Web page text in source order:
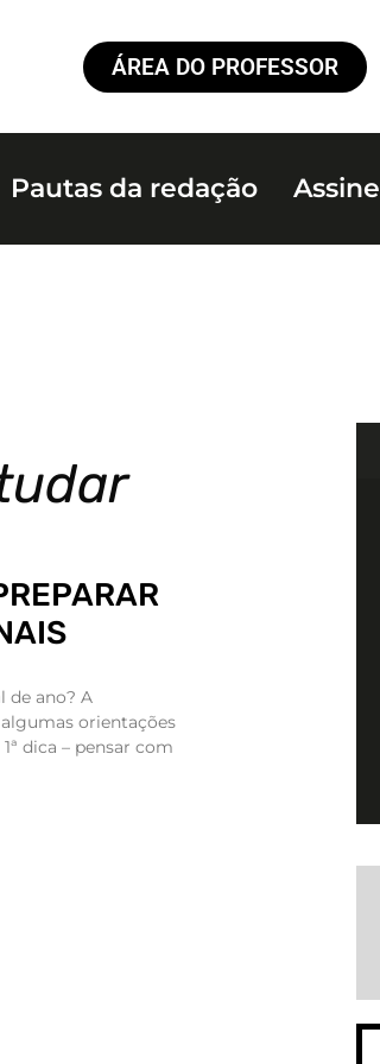
ÁREA DO PROFESSOR
Pautas da redação Assine
de ano? A
orientações
dica – pensar com